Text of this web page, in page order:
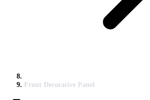
Front Decorative Panel